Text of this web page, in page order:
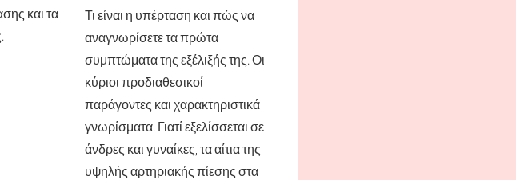
και τα
Τι είναι η υπέρταση και πώς να
αναγνωρίσετε τα πρώτα
συμπτώματα της εξέλιξής της. Οι
κύριοι προδιαθεσικοί
παράγοντες και χαρακτηριστικά
γνωρίσματα. Γιατί εξελίσσεται σε
άνδρες και γυναίκες, τα αίτια της
υψηλής αρτηριακής πίεσης στα